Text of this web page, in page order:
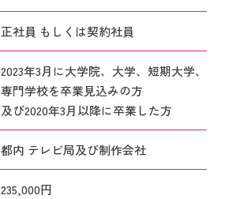
正社員 もしくは契約社員
2023年3月に大学院、大学、短期大学、
専門学校を卒業見込みの方
及び2020年3月以降に卒業した方
都内 テレビ局及び制作会社
235,000円